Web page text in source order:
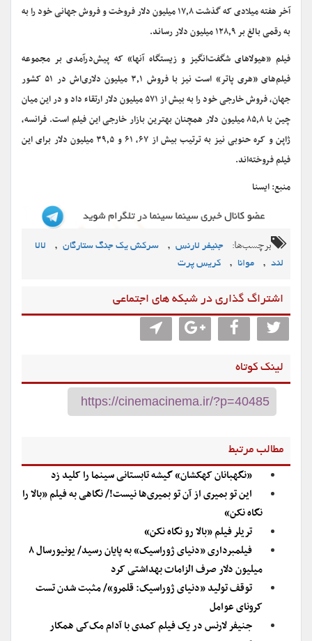
آخر هفته میلادی که گذشت ۱۷٫۸ میلیون دلار فروخت و فروش جهانی خود را به
به رقمی بالغ بر ۱۲۸٫۹ میلیون دلار رساند.
فیلم «هیولاهای شگفت‌انگیز و زیستگاه آنها» که پیش‌درآمدی بر مجموعه
فیلم‌های «هری پاتر» است نیز با فروش ۳٫۱ میلیون دلاری‌اش در ۵۱ کشور
جهان، فروش خارجی خود را به بیش از ۵۷۱ میلیون دلار ارتقاء داد و در این میان
چین با ۸۵٫۸ میلیون دلار همچنان بهترین بازار خارجی این فیلم است. فرانسه،
ژاپن و کره حنوبی نیز به ترتیب بیش از ۶۷، ۶۱ و ۳۹٫۵ میلیون دلار برای این
فیلم فروخته‌اند.
منبع: ایسنا
برچسب‌ها: جنیفر لارنس , سرکش یک جنگ ستارگان ,
لالا
لند , موانا , کریس پرت
اشتراگ گذاری در شبکه های اجتماعی
لینک کوتاه
مطالب مرتبط
«نگهبانان کهکشان» گیشه تابستانی سینما را کلید زد
این تو بمیری از آن تو بمیری‌ها نیست!/ نگاهی به فیلم «بالا را
نگاه نکن»
تریلر فیلم «بالا رو نگاه نکن»
فیلمبرداری «دنیای ژوراسیک» به پایان رسید/ یونیورسال ۸
میلیون دلار صرف الزامات بهداشتی کرد
توقف تولید «دنیای ژوراسیک: قلمرو»/ مثبت شدن تست
کرونای عوامل
جنیفر لارنس در یک فیلم کمدی با آدام مک‌کی همکار